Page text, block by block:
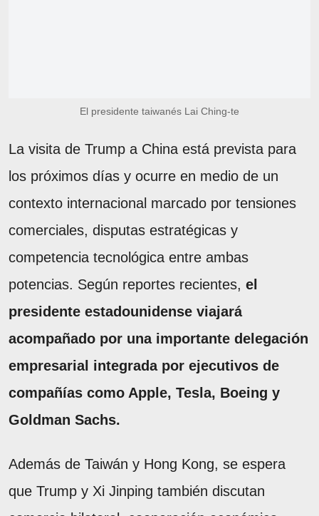
El presidente taiwanés Lai Ching-te
La visita de Trump a China está prevista para
los próximos días y ocurre en medio de un
contexto internacional marcado por tensiones
comerciales, disputas estratégicas y
competencia tecnológica entre ambas
potencias. Según reportes recientes, el
presidente estadounidense viajará
acompañado por una importante delegación
empresarial integrada por ejecutivos de
compañías como Apple, Tesla, Boeing y
Goldman Sachs.
Además de Taiwán y Hong Kong, se espera
que Trump y Xi Jinping también discutan